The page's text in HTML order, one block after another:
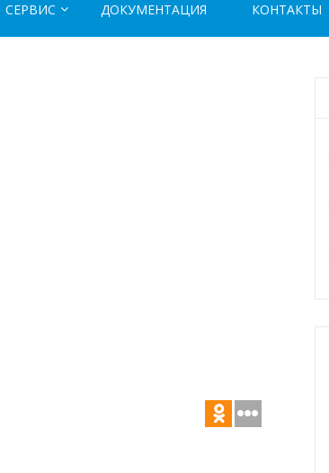
СЕРВИС ДОКУМЕНТАЦИЯ КОНТАКТЫ